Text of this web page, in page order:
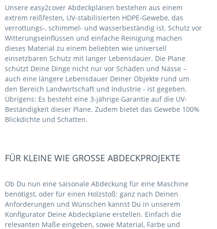
Unsere easy2cover Abdeckplanen bestehen aus einem
extrem reißfesten, UV-stabilisierten HDPE-Gewebe, das
verrottungs-, schimmel- und wasserbeständig ist. Schutz vor
Witterungseinflüssen und einfache Reinigung machen
dieses Material zu einem beliebten wie universell
einsetzbaren Schutz mit langer Lebensdauer. Die Plane
schützt Deine Dinge nicht nur vor Schäden und Nässe –
auch eine längere Lebensdauer Deiner Objekte rund um
den Bereich Landwirtschaft und Industrie - ist gegeben.
Übrigens: Es besteht eine 3-jährige Garantie auf die UV-
Beständigkeit dieser Plane. Zudem bietet das Gewebe 100%
Blickdichte und Schatten.
FÜR KLEINE WIE GROSSE ABDECKPROJEKTE
Ob Du nun eine saisonale Abdeckung für eine Maschine
benötigst, oder für einen Holzstoß: ganz nach Deinen
Anforderungen und Wünschen kannst Du in unserem
Konfigurator Deine Abdeckplane erstellen. Einfach die
relevanten Maße eingeben, sowie Material, Farbe und